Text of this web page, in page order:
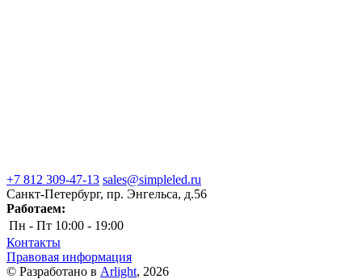
+7 812 309-47-13 sales@simpleled.ru
Санкт-Петербург, пр. Энгельса, д.56
Работаем:
Пн - Пт 10:00 - 19:00
Контакты
Правовая информация
© Разработано в Arlight, 2026